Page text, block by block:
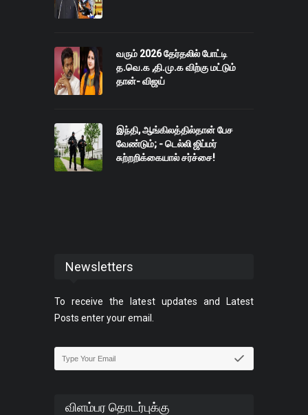
வரும் 2026 தேர்தலில் போட்டி
த.வெ.க ,தி.மு.க விற்கு மட்டும்
தான்- விஜய்
இந்தி, ஆங்கிலத்தில்தான் பேச
வேண்டும்; - டெல்லி ஜிப்மர்
சுற்றறிக்கையால் சர்ச்சை!
Newsletters
To receive the latest updates and Latest
Posts enter your email.
விளம்பர தொடர்புக்கு